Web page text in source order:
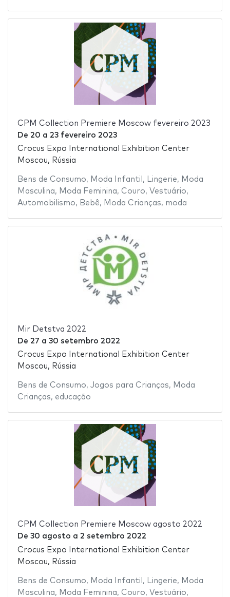
CPM Collection Premiere Moscow fevereiro 2023
De 20 a 23 fevereiro 2023
Crocus Expo International Exhibition Center
Moscou, Rússia
Bens de Consumo, Moda Infantil , Lingerie, Moda
Masculina, Moda Feminina, Couro, Vestuário,
Automobilismo, Bebê, Moda Crianças, moda
Mir Detstva 2022
De 27 a 30 setembro 2022
Crocus Expo International Exhibition Center
Moscou, Rússia
Bens de Consumo, Jogos para Crianças, Moda
Crianças, educação
CPM Collection Premiere Moscow agosto 2022
De 30 agosto a 2 setembro 2022
Crocus Expo International Exhibition Center
Moscou, Rússia
Bens de Consumo, Moda Infantil , Lingerie, Moda
Masculina, Moda Feminina, Couro, Vestuário,